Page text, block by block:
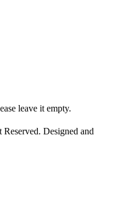
leave it empty.
Designed and